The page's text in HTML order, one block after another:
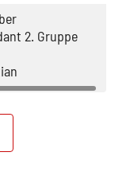
2. Gruppe